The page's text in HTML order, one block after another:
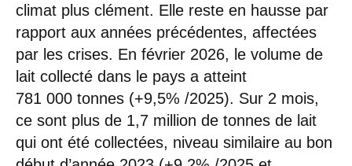
climat plus clément. Elle reste en hausse par
rapport aux années précédentes, affectées
par les crises. En février 2026, le volume de
lait collecté dans le pays a atteint
781 000 tonnes (+9,5% /2025). Sur 2 mois,
ce sont plus de 1,7 million de tonnes de lait
qui ont été collectées, niveau similaire au bon